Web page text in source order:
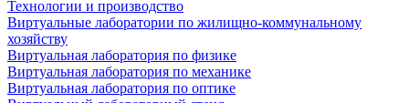
Технологии и производство
Виртуальные лаборатории по жилищно-коммунальному
хозяйству
Виртуальная лаборатория по физике
Виртуальная лаборатория по механике
Виртуальная лаборатория по оптике